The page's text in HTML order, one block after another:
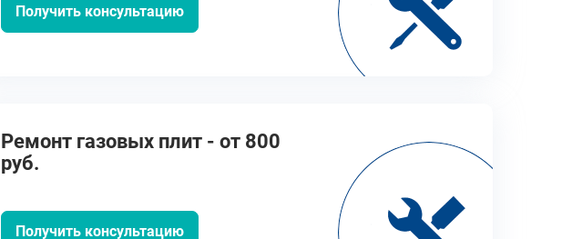
Получить консультацию
Ремонт газовых плит - от 800
руб.
Получить консультацию